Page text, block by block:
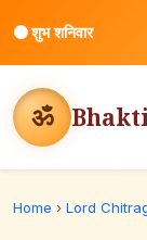
⚫शुभ शनिवार
ॐ
Home › Lord